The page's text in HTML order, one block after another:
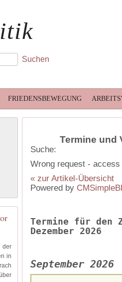
FRIEDENSBEWEGUNG
der
in
Termine und
Suche:
Wrong request - access
« zur Artikel-Übersicht
Powered by
Termine für den
Dezember 2026
September 2026